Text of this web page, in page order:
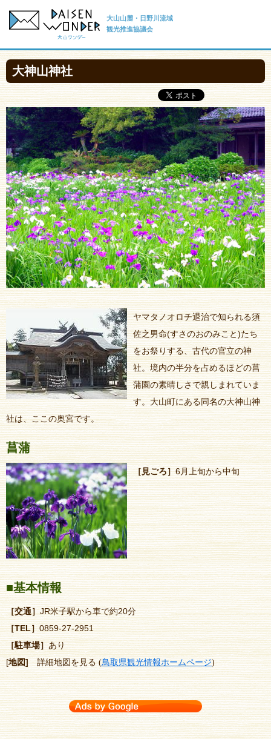
大山山麓・日野川流域
観光推進協議会
大神山神社
ヤマタノオロチ退治で知られる須
佐之男命(すさのおのみこと)たち
をお祭りする、古代の官立の神
社。境内の半分を占めるほどの菖
蒲園の素晴しさで親しまれていま
す。大山町にある同名の大神山神
社は、ここの奥宮です。
菖蒲
［見ごろ］6月上旬から中旬
■基本情報
［交通］JR米子駅から車で約20分
［TEL］0859-27-2951
［駐車場］あり
[地図]詳細地図を見る(鳥取県観光情報ホームページ)